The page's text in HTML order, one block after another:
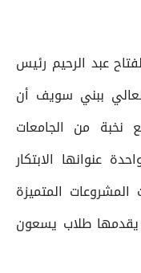
عبد الرحيم رئيس
ببني سويف أن
نخبة من الجامعات
عنوانها الابتكار
المتميزة
يقدمها طلاب يسعون